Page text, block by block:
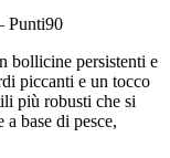
Punti90
bollicine persistenti e
piccanti e un tocco
più robusti che si
base di pesce,